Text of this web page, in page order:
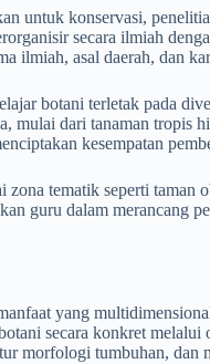
untuk konservasi,
secara ilmiah
ilmiah, asal daerah, dan
botani terletak pada
mulai dari tanaman tropis
kesempatan
tematik seperti taman
guru dalam merancang
yang
secara konkret melalui
morfologi tumbuhan, dan